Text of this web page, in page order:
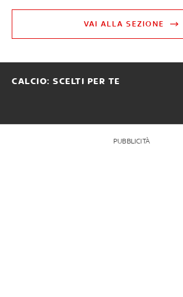
VAI ALLA SEZIONE
CALCIO: SCELTI PER TE
PUBBLICITÀ